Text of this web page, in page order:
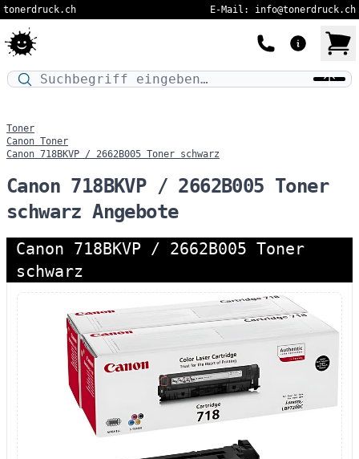
tonerdruck.ch E-Mail: info@tonerdruck.ch
Druckermodell oder Produktnamen eingeben…
Toner
Canon Toner
Canon 718BKVP / 2662B005 Toner schwarz
Canon 718BKVP / 2662B005 Toner
schwarz Angebote
Canon 718BKVP / 2662B005 Toner
schwarz